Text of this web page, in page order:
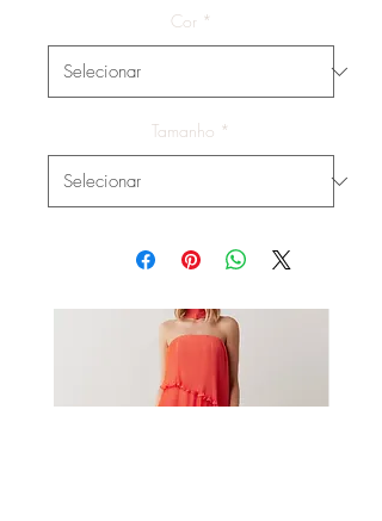
Cor *
Tamanho *